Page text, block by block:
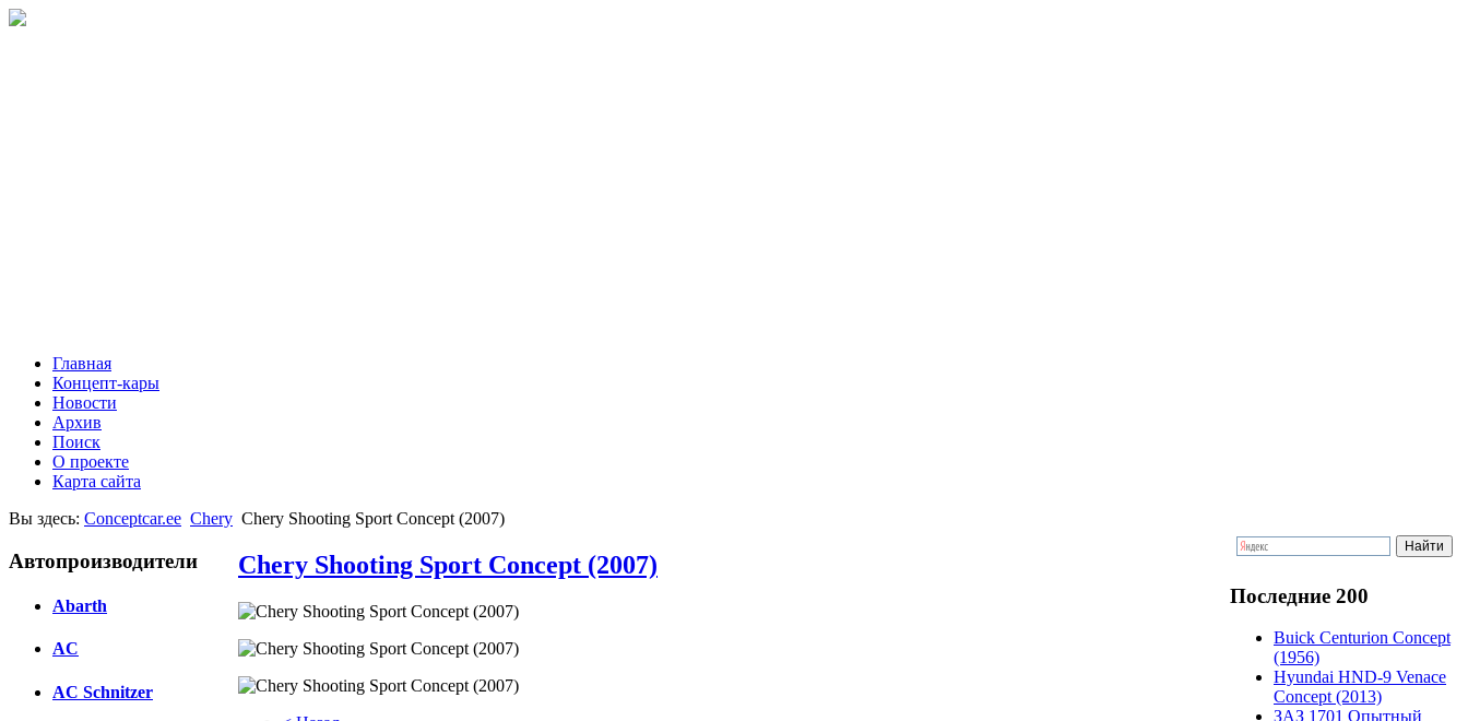
Главная
Концепт-кары
Новости
Архив
Поиск
О проекте
Карта сайта
Вы здесь: Conceptcar.ee Chery Chery Shooting Sport Concept (2007)
Автопроизводители
Abarth
AC
AC Schnitzer
Chery Shooting Sport Concept (2007)
Последние 200
Buick Centurion Concept
(1956)
Hyundai HND-9 Venace
Concept (2013)
ЗАЗ 1701 Опытный